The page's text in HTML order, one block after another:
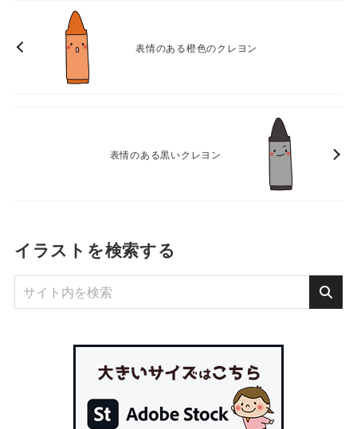
表情のある橙色のクレヨン
表情のある黒いクレヨン
イラストを検索する